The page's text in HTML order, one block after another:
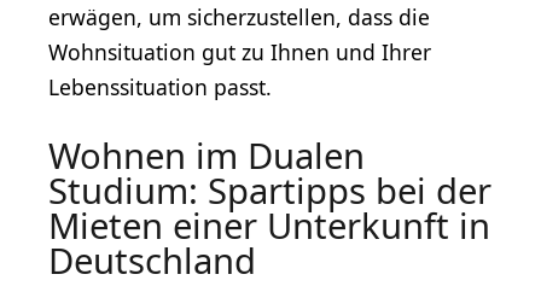
erwägen, um sicherzustellen, dass die
Wohnsituation gut zu Ihnen und Ihrer
Lebenssituation passt.
Wohnen im Dualen
Studium: Spartipps bei der
Mieten einer Unterkunft in
Deutschland